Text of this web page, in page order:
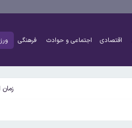
اقتصادی اجتماعی و حوادث فرهنگی
زمان